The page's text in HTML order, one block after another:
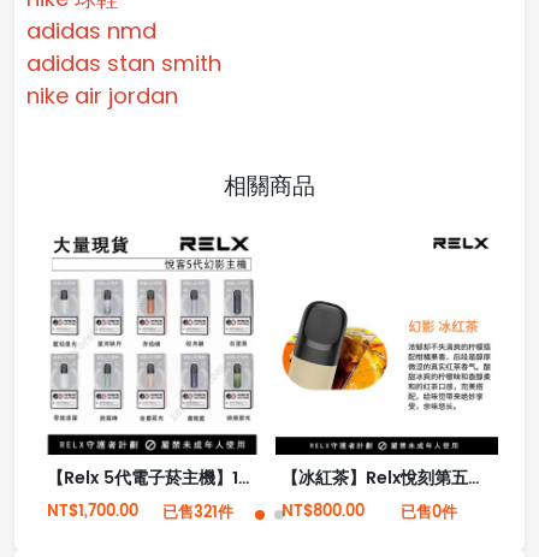
adidas nmd
adidas stan smith
nike air jordan
相關商品
【Relx 5代電子菸主機】10款顏色 大量現貨 悅刻5代幻影霧化器單桿 電量顯示
NT$1,700.00 已售321件
【冰紅茶】Relx悅刻第五代幻影霧化煙彈 濃郁茶香味
NT$800.00 已售0件